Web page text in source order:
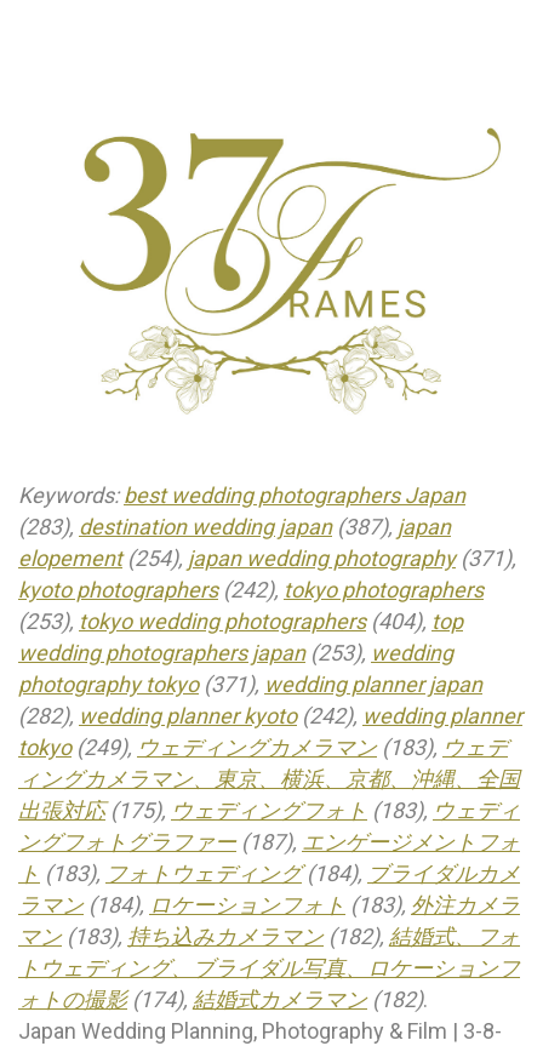
Keywords:best wedding photographers Japan
(283), destination wedding japan(387), japan
elopement(254), japan wedding photography(371),
kyoto photographers(242), tokyo photographers
(253), tokyo wedding photographers(404), top
wedding photographers japan(253), wedding
photography tokyo(371), wedding planner japan
(282), wedding planner kyoto(242), wedding planner
tokyo(249), ウェディングカメラマン(183), ウェデ
ィングカメラマン、東京、横浜、京都、沖縄、全国
出張対応(175), ウェディングフォト (183), ウェディ
ングフォトグラファー(187), エンゲージメントフォ
ト (183), フォトウェディング(184), ブライダルカメ
ラマン(184), ロケーションフォト (183), 外注カメラ
マン(183), 持ち込みカメラマン(182), 結婚式、フォ
トウェディング、ブライダル写真、ロケーションフ
ォトの撮影(174), 結婚式カメラマン(182).
Japan Wedding Planning, Photography & Film | 3-8-